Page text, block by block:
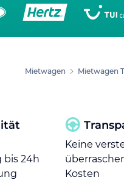
Mietwagen Mietwagen
bis 24h
Keine
Kosten